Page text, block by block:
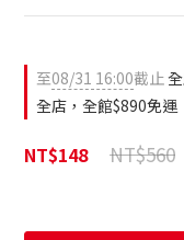
至08/31 16:00截止
全店，全館$890免運
NT$148 NT$560